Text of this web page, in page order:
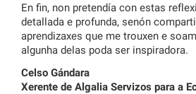
En fin, non pretendía con estas
detallada e profunda, senón
aprendizaxes que me trouxen e
algunha delas poda ser inspiradora.
Celso Gándara
Xerente de Algalia Servizos para a